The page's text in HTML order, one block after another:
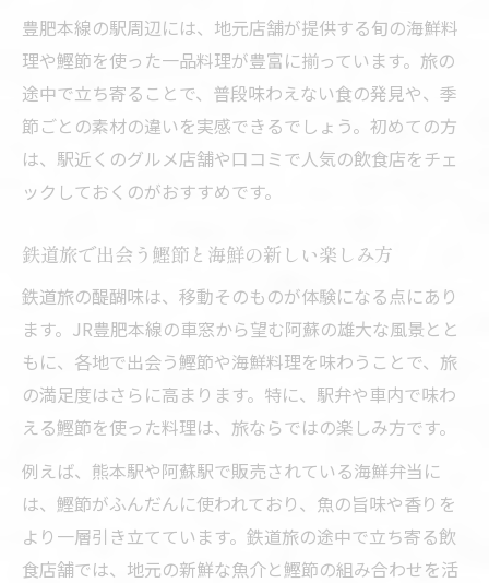
四季の風景と海鮮の魅力が交差する鉄道旅
鰹節と海鮮が映える豊肥本線の魅力体験
海鮮好き必見！鰹節と鉄路の出会い
海鮮と鰹節の出会いが生む鉄道旅の新発見
鰹節とJR豊肥本線で味わう海鮮グルメの魅
力
ド
鰹節香る旅路で海鮮の新たな楽しみ方に出
会う
海鮮と鰹節で鉄道旅がもっと楽しくなる理
由
旬の食材を豊肥本線で楽しむ旅路
旬の海鮮と鰹節をJR豊肥本線で堪能する旅
豊肥本線沿線で出会う新鮮な旬の海鮮の魅
力
豊肥本線の駅周辺には、地元店舗が提供する旬の海鮮料
理や鰹節を使った一品料理が豊富に揃っています。旅の
途中で立ち寄ることで、普段味わえない食の発見や、季
節ごとの素材の違いを実感できるでしょう。初めての方
は、駅近くのグルメ店舗や口コミで人気の飲食店をチェ
ックしておくのがおすすめです。
鉄道旅で出会う鰹節と海鮮の新しい楽しみ方
鉄道旅の醍醐味は、移動そのものが体験になる点にあり
ます。JR豊肥本線の車窓から望む阿蘇の雄大な風景とと
もに、各地で出会う鰹節や海鮮料理を味わうことで、旅
の満足度はさらに高まります。特に、駅弁や車内で味わ
える鰹節を使った料理は、旅ならではの楽しみ方です。
例えば、熊本駅や阿蘇駅で販売されている海鮮弁当に
は、鰹節がふんだんに使われており、魚の旨味や香りを
より一層引き立てています。鉄道旅の途中で立ち寄る飲
食店舗では、地元の新鮮な魚介と鰹節の組み合わせを活